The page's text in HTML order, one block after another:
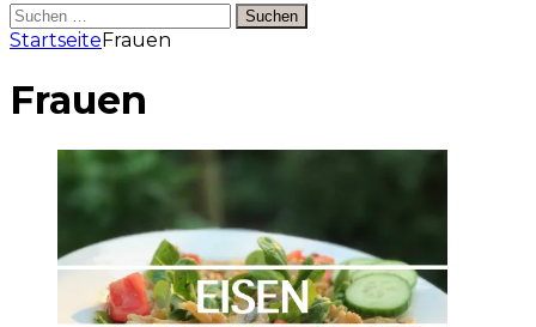
Suchen
nach:
StartseiteFrauen
Frauen